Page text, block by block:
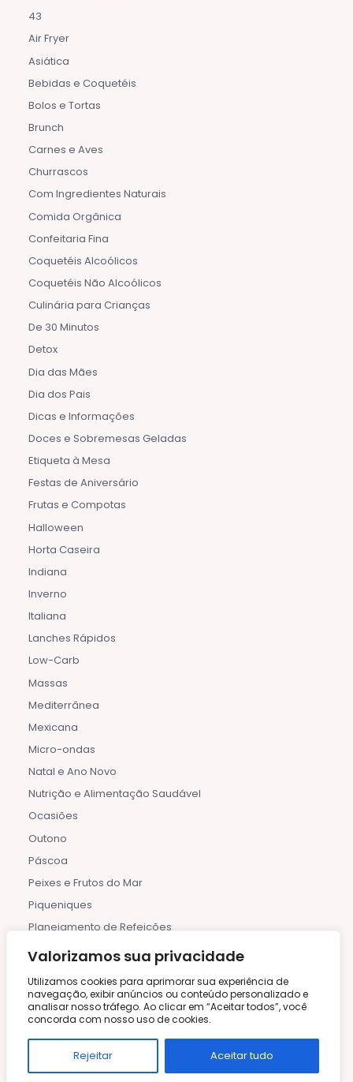
Valorizamos sua privacidade
Utilizamos cookies para aprimorar sua experiência de
navegação, exibir anúncios ou conteúdo personalizado e
analisar nosso tráfego. Ao clicar em “Aceitar todos”, você
concorda com nosso uso de cookies.
Rejeitar Aceitar tudo
43
Air Fryer
Asiática
Bebidas e Coquetéis
Bolos e Tortas
Brunch
Carnes e Aves
Churrascos
Com Ingredientes Naturais
Comida Orgânica
Confeitaria Fina
Coquetéis Alcoólicos
Coquetéis Não Alcoólicos
Culinária para Crianças
De 30 Minutos
Detox
Dia das Mães
Dia dos Pais
Dicas e Informações
Doces e Sobremesas Geladas
Etiqueta à Mesa
Festas de Aniversário
Frutas e Compotas
Halloween
Horta Caseira
Indiana
Inverno
Italiana
Lanches Rápidos
Low-Carb
Massas
Mediterrânea
Mexicana
Micro-ondas
Natal e Ano Novo
Nutrição e Alimentação Saudável
Ocasiões
Outono
Páscoa
Peixes e Frutos do Mar
Piqueniques
Planejamento de Refeições
Pratos de Uma Panela
Pratos Regionais
Primavera
Receitas
Receitas de Estações